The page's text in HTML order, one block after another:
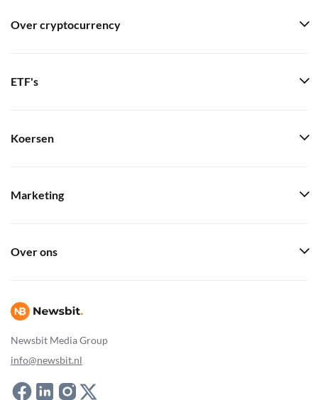
Newsbit Media Group
info@newsbit.nl
Over cryptocurrency
ETF's
Koersen
Marketing
Over ons